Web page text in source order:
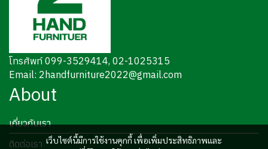
เว็บไซต์นี้มีการใช้งานคุกกี้ เพื่อเพิ่มประสิทธิภาพและ
โทรศัพท์ 099-3529414, 02-1025315
Email: 2handfurniture2022@gmail.com
About
เกี่ยวกับเรา
ติดต่อเรา